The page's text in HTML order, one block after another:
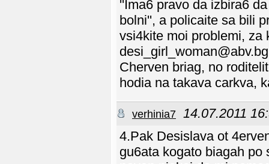
''Ima6 pravo da izbira6
bolni'', a policaite sa bili
vsi4kite moi problemi, za
Cherven briag, no
hodia na takava carkva,
verhinia7 14.07.2011
4.Pak Desislava ot
gu6ata kogato biagah po